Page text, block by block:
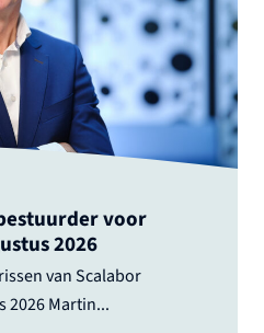
voor
2026
van Scalabor
2026 Martin...